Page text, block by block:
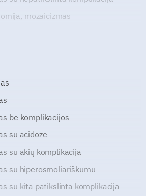
mozaicizmas
be komplikacijos
su acidoze
su akių komplikacija
su hiperosmoliariškumu
su kita patikslinta komplikacija